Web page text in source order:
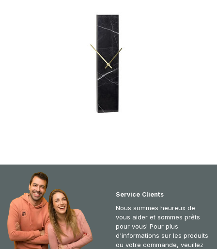
Service Clients
Nous sommes heureux de
vous aider et sommes prêts
pour vous! Pour plus
d'informations sur les produits
ou votre commande, veuillez